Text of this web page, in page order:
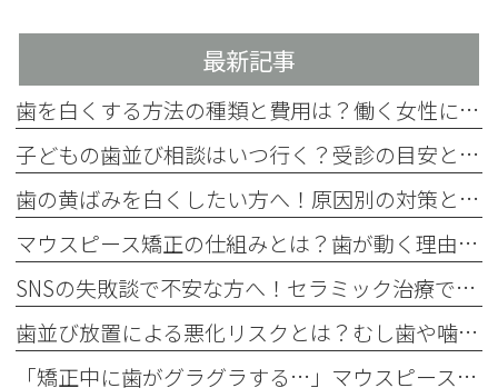
最新記事
歯を白くする方法の種類と費用は？働く女性に合った選び方を解説
子どもの歯並び相談はいつ行く？受診の目安とチェック項目を解説
歯の黄ばみを白くしたい方へ！原因別の対策と4つの方法を歯科医師が解説
マウスピース矯正の仕組みとは？歯が動く理由をわかりやすく解説
SNSの失敗談で不安な方へ！セラミック治療で後悔しない事前確認
歯並び放置による悪化リスクとは？むし歯や噛み合わせへの影響を解説
「矯正中に歯がグラグラする…」マウスピース矯正中のぐらつきの原因と注意点